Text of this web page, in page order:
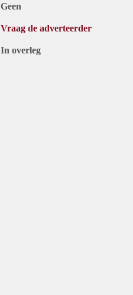
Geen
Vraag de adverteerder
In overleg